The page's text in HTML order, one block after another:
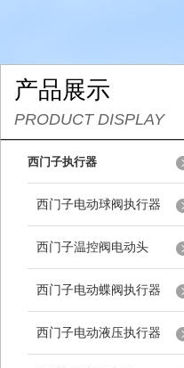
产品展示
PRODUCT DISPLAY
西门子执行器
西门子电动球阀执行器
西门子温控阀电动头
西门子电动蝶阀执行器
西门子电动液压执行器